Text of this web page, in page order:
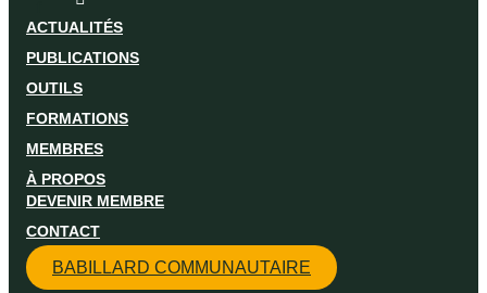
ACTUALITÉS
PUBLICATIONS
OUTILS
FORMATIONS
MEMBRES
À PROPOS
DEVENIR MEMBRE
CONTACT
BABILLARD COMMUNAUTAIRE